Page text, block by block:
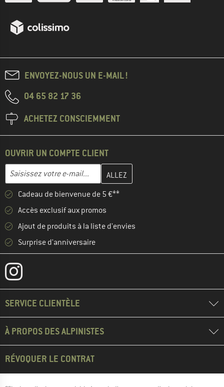
ENVOYEZ-NOUS UN E-MAIL !
04 65 82 17 36
ACHETEZ CONSCIEMMENT
OUVRIR UN COMPTE CLIENT
Adresse e-mail
Entrez votre adresse e-mail ici et créez votre compte client à la
Cadeau de bienvenue de 5 €**
Accès exclusif aux promos
Ajout de produits à la liste d'envies
Surprise d'anniversaire
SERVICE CLIENTÈLE
À PROPOS DES ALPINISTES
RÉVOQUER LE CONTRAT